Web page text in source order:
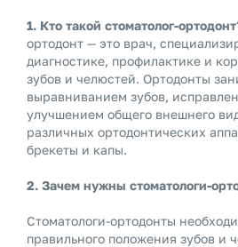
1. Кто такой стоматолог-
ортодонт — это врач,
диагностике, профилактике и
зубов и челюстей. Ортодонты
выравниванием зубов,
улучшением общего внешнего
различных ортодонтических
брекеты и капы.
2. Зачем нужны стоматологи-
Стоматологи-ортодонты
правильного положения зубов и